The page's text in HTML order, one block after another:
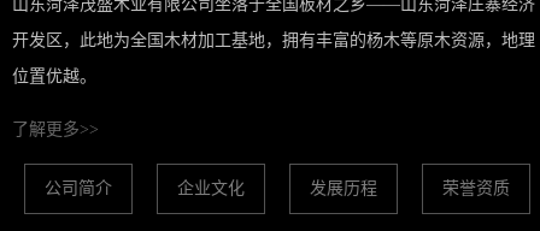
山东菏泽茂盛木业有限公司坐落于全国板材之乡——山东菏泽庄寨经济
开发区，此地为全国木材加工基地，拥有丰富的杨木等原木资源，地理
位置优越。
了解更多>>
公司简介 企业文化 发展历程 荣誉资质